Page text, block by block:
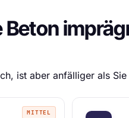
ist aber anfälliger als Sie
MITTEL